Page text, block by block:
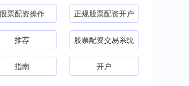
股票配资操作 正规股票配资开户
推荐 股票配资交易系统
指南 开户